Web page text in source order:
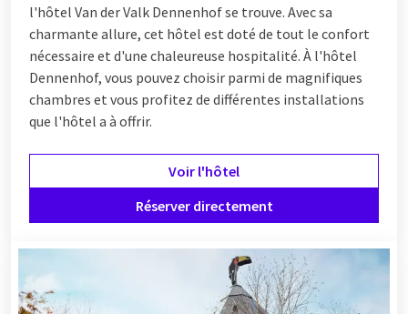
l'hôtel Van der Valk Dennenhof se trouve. Avec sa
charmante allure, cet hôtel est doté de tout le confort
nécessaire et d'une chaleureuse hospitalité. À l'hôtel
Dennenhof, vous pouvez choisir parmi de magnifiques
chambres et vous profitez de différentes installations
que l'hôtel a à offrir.
Voir l'hôtel
Réserver directement